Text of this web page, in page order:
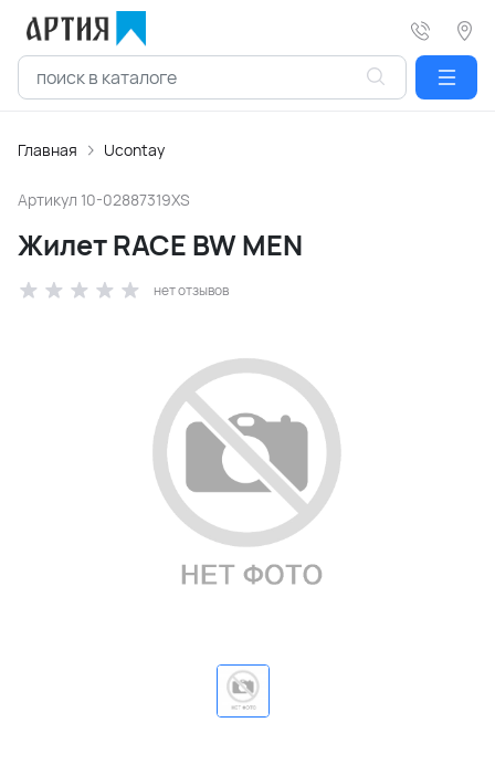
Главная Ucontay
Артикул 10-02887319XS
Жилет RACE BW MEN
нет отзывов